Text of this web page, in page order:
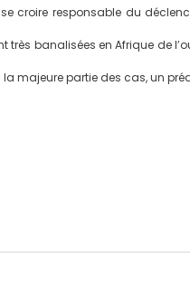
croire responsable du
banalisées en Afrique de
majeure partie des cas, un